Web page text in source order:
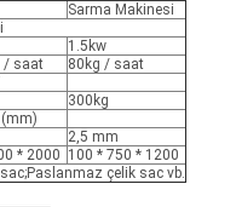
Sarma Makinesi
1.5kw
/ saat
80kg / saat
300kg
2,5 mm
* 2000 100 * 750 * 1200
çelik sac vb.